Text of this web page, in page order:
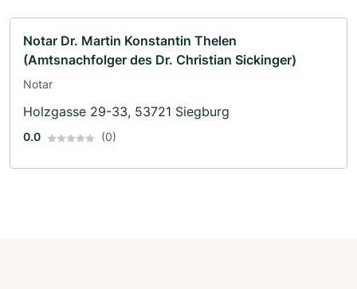
Notar Dr. Martin Konstantin Thelen
(Amtsnachfolger des Dr. Christian Sickinger)
Notar
Holzgasse 29-33, 53721 Siegburg
0.0 (0)